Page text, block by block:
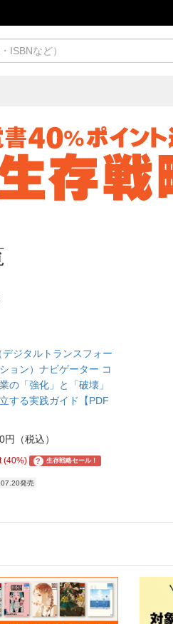
デジタルトランスフォー
ョン）ナビゲーター コ
の「強化」と「破壊」
する実践ガイド【PDF
円（税込）
(40%) ? 生存戦略セール！
発売